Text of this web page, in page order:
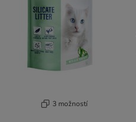
3 možností